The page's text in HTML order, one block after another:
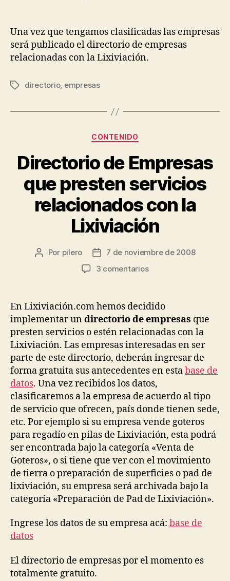
Empresas
Lixiviación
Una vez que tengamos clasificadas las empresas
será publicado el directorio de empresas
relacionadas con la Lixiviación.
Etiquetas
directorio, empresas
Categorías
CONTENIDO
Directorio de Empresas
que presten servicios
relacionados con la
Lixiviación
Autor
Por pilero
Fecha
de
7 de noviembre de 2008
3 comentariosen
Empresas
presten
servicios
relacionados
con
la
Lixiviación
En Lixiviación.com hemos decidido
implementar undirectorio de empresas que
presten servicios o estén relacionadas con la
Lixiviación. Las empresas interesadas en ser
parte de este directorio, deberán ingresar de
forma gratuita sus antecedentes en estabase de
datos. Una vez recibidos los datos,
clasificaremos a la empresa de acuerdo al tipo
de servicio que ofrecen, país donde tienen sede,
etc. Por ejemplo si su empresa vende goteros
para regadío en pilas de Lixiviación, esta podrá
ser encontrada bajo la categoría «Venta de
Goteros», o si tiene que ver con el movimiento
de tierra o preparación de superficies o pad de
lixiviación, su empresa será archivada bajo la
categoría «Preparación de Pad de Lixiviación».
Ingrese los datos de su empresa acá: base de
datos
El directorio de empresas por el momento es
totalmente gratuito.